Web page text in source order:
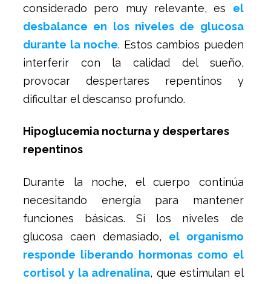
considerado pero muy relevante, es el
desbalance en los niveles de glucosa
durante la noche. Estos cambios pueden
interferir con la calidad del sueño,
provocar despertares repentinos y
dificultar el descanso profundo.
Hipoglucemia nocturna y despertares
repentinos
Durante la noche, el cuerpo continúa
necesitando energía para mantener
funciones básicas. Si los niveles de
glucosa caen demasiado, el organismo
responde liberando hormonas como el
cortisol y la adrenalina, que estimulan el